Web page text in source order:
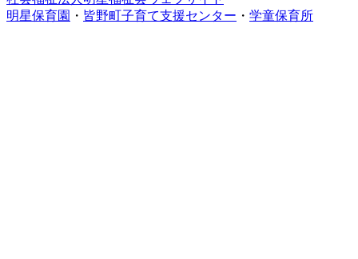
明星保育園 ・ 皆野町子育て支援センター ・ 学童保育所